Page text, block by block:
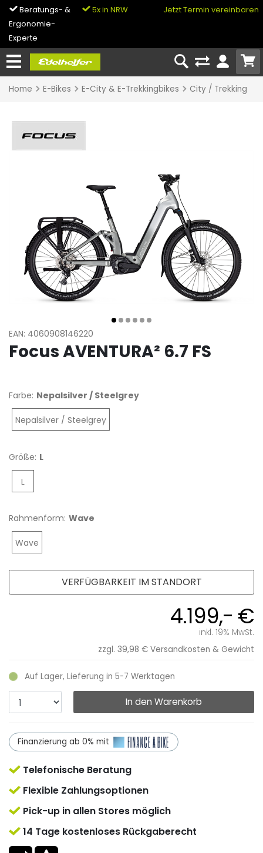
Beratungs- &
Ergonomie-
Experte
5x in NRW
0% Finanzierung
Jetzt Termin vereinbaren
Home E-Bikes E-City & E-Trekkingbikes City / Trekking
EAN: 4060908146220
Focus AVENTURA² 6.7 FS
Farbe: Nepalsilver / Steelgrey
Nepalsilver / Steelgrey
Größe: L
L
Rahmenform: Wave
Wave
4.199,- €
inkl. 19% MwSt.
zzgl. 39,98 € Versandkosten & Gewicht
Auf Lager, Lieferung in 5-7 Werktagen
In den Warenkorb
VERFÜGBARKEIT IM STANDORT
Finanzierung ab 0% mit
Telefonische Beratung
Flexible Zahlungsoptionen
Pick-up in allen Stores möglich
14 Tage kostenloses Rückgaberecht